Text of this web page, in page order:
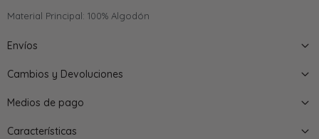
Material Principal: 100% Algodón
Envíos
Cambios y Devoluciones
Medios de pago
Características